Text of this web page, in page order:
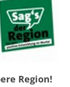
Region!